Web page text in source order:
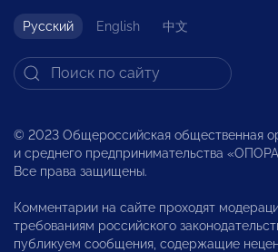
Русский English 中文
© 2023 Общероссийская общественная
и среднего предпринимательства
Все права защищены.
Комментарии на сайте проходят
требованиям российского
публикуем сообщения, содержащие